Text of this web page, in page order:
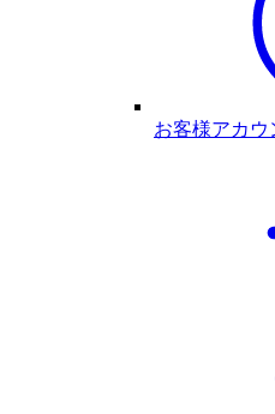
お客様アカウ